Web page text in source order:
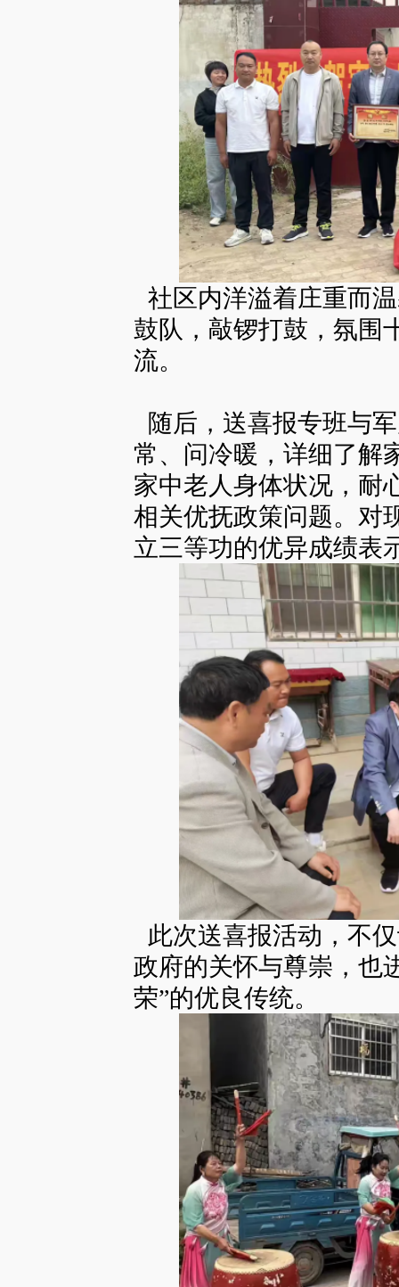
社区内洋溢着庄重而
鼓队，敲锣打鼓，氛围
流。
随后，送喜报专班与
常、问冷暖，详细了解
家中老人身体状况，耐
相关优抚政策问题。对
立三等功的优异成绩表
此次送喜报活动，不
政府的关怀与尊崇，也
荣”的优良传统。